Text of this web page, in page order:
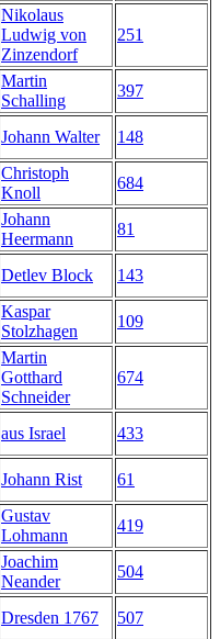
Nikolaus
Ludwig von
Zinzendorf
251
Martin
Schalling
397
Johann Walter
148
Christoph
Knoll
684
Johann
Heermann
81
Detlev Block
143
Kaspar
Stolzhagen
109
Martin
Gotthard
Schneider
674
aus Israel
433
Johann Rist 61
Gustav
Lohmann
419
Joachim
Neander
504
Dresden 1767
507